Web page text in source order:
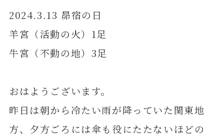
2024.3.13 昴宿の日
羊宮（活動の火）1足
牛宮（不動の地）3足
おはようございます。
昨日は朝から冷たい雨が降っていた関東地
方、夕方ごろには傘も役にたたないほどの